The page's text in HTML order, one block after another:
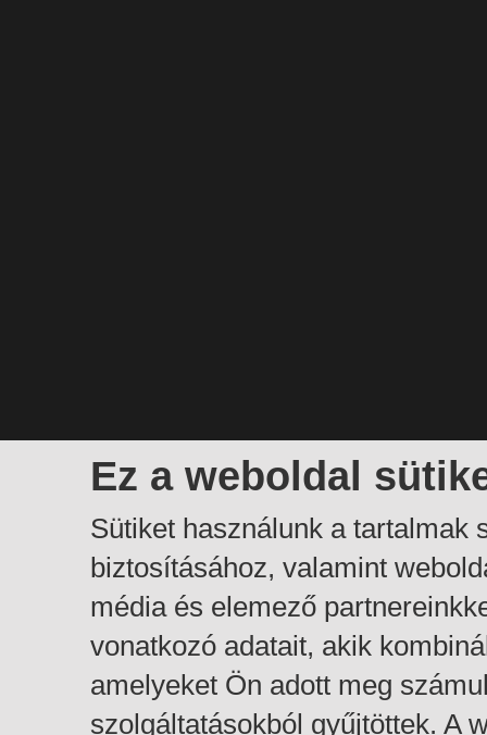
Ez a weboldal
Sütiket használunk a tartalmak
biztosításához, valamint
média és elemező
vonatkozó adatait, akik
amelyeket Ön adott meg
szolgáltatásokból gyűjtöttek. A